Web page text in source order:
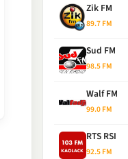
Zik FM
89.7 FM
Sud FM
98.5 FM
Walf FM
99.0 FM
RTS RSI
92.5 FM